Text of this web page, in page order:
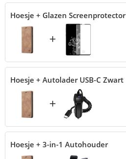
Hoesje + Glazen Screenprotector
+
Hoesje + Autolader USB-C Zwart
+
Hoesje + 3-in-1 Autohouder